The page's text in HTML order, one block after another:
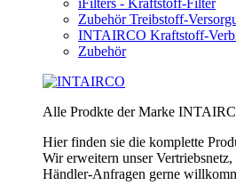
iFilters - Kraftstoff-Filter
Zubehör Treibstoff-
INTAIRCO Kraftstoff-
Zubehör
Alle Prodkte der Marke
Hier finden sie die komplette
Wir erweitern unser
Händler-Anfragen gerne